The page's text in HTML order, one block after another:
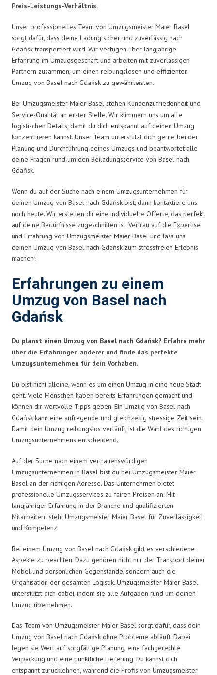
Preis-Leistungs-Verhältnis.
Unser professionelles Team von Umzugsmeister Maier Basel
sorgt dafür, dass deine Ladung sicher und zuverlässig nach
Gdańsk transportiert wird. Wir verfügen über langjährige
Erfahrung im Umzugsgeschäft und arbeiten mit zuverlässigen
Partnern zusammen, um einen reibungslosen und effizienten
Umzug von Basel nach Gdańsk zu gewährleisten.
Bei Umzugsmeister Maier Basel stehen Kundenzufriedenheit und
Service-Qualität an erster Stelle. Wir kümmern uns um alle
logistischen Details, damit du dich entspannt auf deinen Umzug
konzentrieren kannst. Unser Team unterstützt dich gerne bei der
Planung und Durchführung deines Umzugs und beantwortet alle
deine Fragen rund um den Beiladungsservice von Basel nach
Gdańsk.
Wenn du auf der Suche nach einem Umzugsunternehmen für
deinen Umzug von Basel nach Gdańsk bist, dann kontaktiere uns
noch heute. Wir erstellen dir eine individuelle Offerte, das perfekt
auf deine Bedürfnisse zugeschnitten ist. Vertrau auf die Expertise
und Erfahrung von Umzugsmeister Maier Basel und lass uns
deinen Umzug von Basel nach Gdańsk zum stressfreien Erlebnis
machen!
Erfahrungen zu einem
Umzug von Basel nach
Gdańsk
Du planst einen Umzug von Basel nach Gdańsk? Erfahre mehr
über die Erfahrungen anderer und finde das perfekte
Umzugsunternehmen für dein Vorhaben.
Du bist nicht alleine, wenn es um einen Umzug in eine neue Stadt
geht. Viele Menschen haben bereits Erfahrungen gemacht und
können dir wertvolle Tipps geben. Ein Umzug von Basel nach
Gdańsk kann eine aufregende und gleichzeitig stressige Zeit sein.
Damit dein Umzug reibungslos verläuft, ist die Wahl des richtigen
Umzugsunternehmens entscheidend.
Auf der Suche nach einem vertrauenswürdigen
Umzugsunternehmen in Basel bist du bei Umzugsmeister Maier
Basel an der richtigen Adresse. Das Unternehmen bietet
professionelle Umzugsservices zu fairen Preisen an. Mit
langjähriger Erfahrung in der Branche und qualifizierten
Mitarbeitern steht Umzugsmeister Maier Basel für Zuverlässigkeit
und Kompetenz.
Bei einem Umzug von Basel nach Gdańsk gibt es verschiedene
Aspekte zu beachten. Dazu gehören nicht nur der Transport deiner
Möbel und persönlichen Gegenstände, sondern auch die
Organisation der gesamten Logistik. Umzugsmeister Maier Basel
unterstützt dich dabei, indem sie alle Aufgaben rund um deinen
Umzug übernehmen.
Das Team von Umzugsmeister Maier Basel sorgt dafür, dass dein
Umzug von Basel nach Gdańsk ohne Probleme abläuft. Dabei
legen sie Wert auf sorgfältige Planung, eine fachgerechte
Verpackung und eine pünktliche Lieferung. Du kannst dich
entspannt zurücklehnen, während die Profis von Umzugsmeister